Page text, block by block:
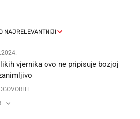
vjernika ovo ne pripisuje bozjoj